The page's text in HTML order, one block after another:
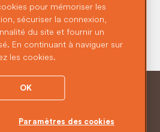
d'assurance CGA
de cookie
pour mémoriser les
sécuriser la connexion,
du site et fournir un
En continuant à naviguer sur
les cookies.
OK
Paramètres des cookies